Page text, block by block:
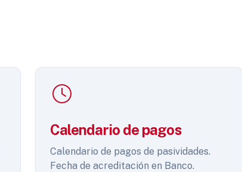
Calendario de pagos
Calendario de pagos de pasividades.
Fecha de acreditación en Banco.